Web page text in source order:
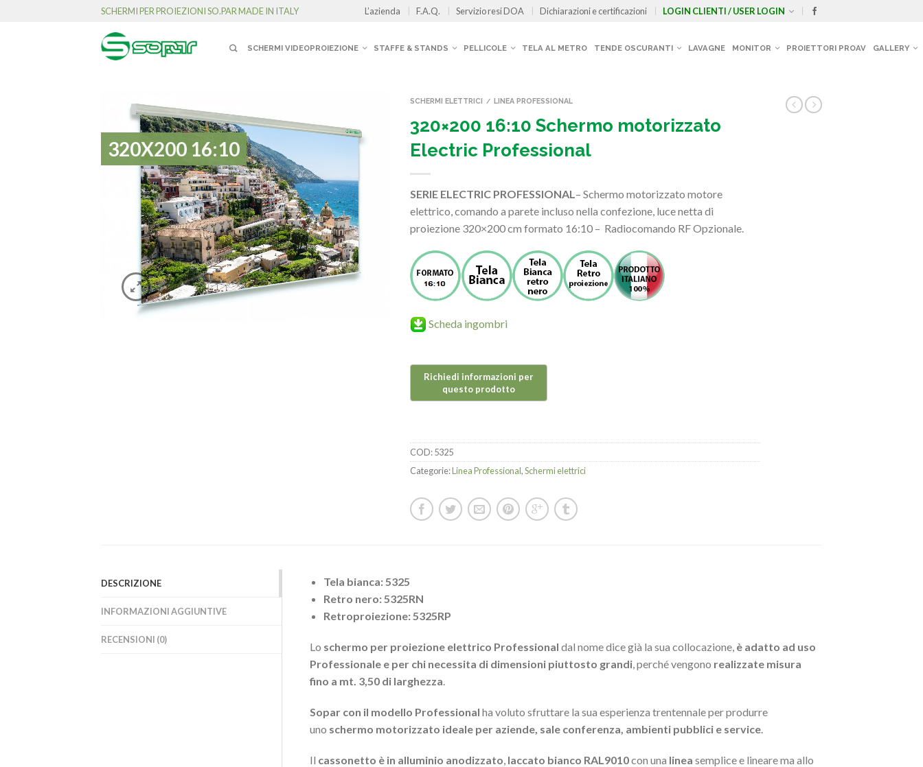
SCHERMI PER PROIEZIONI SO.PAR MADE IN ITALY L’azienda F.A.Q. Servizio resi DOA Dichiarazioni e certificazioni LOGIN CLIENTI / USER LOGIN
SCHERMI VIDEOPROIEZIONE STAFFE & STANDS PELLICOLE TELA AL METRO TENDE OSCURANTI LAVAGNE MONITOR PROIETTORI PROAV GALLERY
320X200 16:10
SCHERMI ELETTRICI / LINEA PROFESSIONAL
320×200 16:10 Schermo motorizzato
Electric Professional
SERIE ELECTRIC PROFESSIONAL – Schermo motorizzato motore
elettrico, comando a parete incluso nella confezione, luce netta di
proiezione 320×200 cm formato 16:10 – Radiocomando RF Opzionale.
Scheda ingombri
COD:5325
Categorie:Linea Professional,Schermi elettrici
DESCRIZIONE
INFORMAZIONI AGGIUNTIVE
RECENSIONI (0)
Tela bianca: 5325
Retro nero: 5325RN
Retroproiezione: 5325RP
Lo schermo per proiezione elettrico Professional dal nome dice già la sua collocazione, è adatto ad uso
Professionale e per chi necessita di dimensioni piuttosto grandi, perché vengono realizzate misura
fino a mt. 3,50 di larghezza.
Sopar con il modello Professional ha voluto sfruttare la sua esperienza trentennale per produrre
uno schermo motorizzato ideale per aziende, sale conferenza, ambienti pubblici e service.
Il cassonetto è in alluminio anodizzato, laccato bianco RAL9010con una linea semplice e lineare ma allo